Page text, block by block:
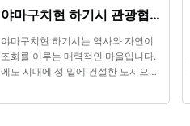
야마구치현 하기시 관광협회
야마구치현 하기시는 역사와 자연이
조화를 이루는 매력적인 마을입니다.
에도 시대에 성 밑에 건설한 도시으로
원과 하기 반사로 등 역사적인 건물이